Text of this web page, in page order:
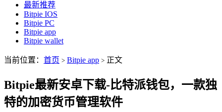
最新推荐
Bitpie IOS
Bitpie PC
Bitpie app
Bitpie wallet
当前位置： 首页 > Bitpie app > 正文
Bitpie最新安卓下载-比特派钱包，一款独
特的加密货币管理软件